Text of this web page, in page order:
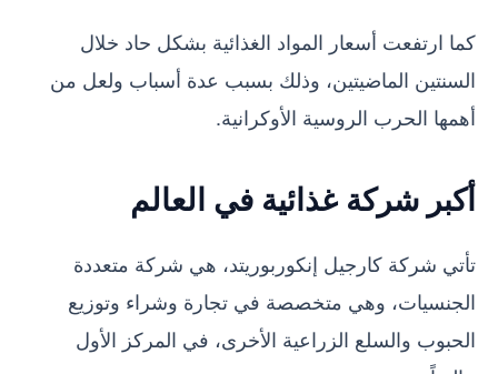
كما ارتفعت أسعار المواد الغذائية بشكل حاد خلال
السنتين الماضيتين، وذلك بسبب عدة أسباب ولعل من
أهمها الحرب الروسية الأوكرانية.
أكبر شركة غذائية في العالم
تأتي شركة كارجيل إنكوربوريتد، هي شركة متعددة
الجنسيات، وهي متخصصة في تجارة وشراء وتوزيع
الحبوب والسلع الزراعية الأخرى، في المركز الأول